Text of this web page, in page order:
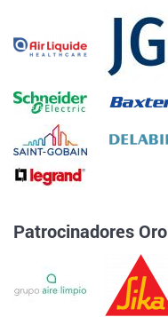
Patrocinadores Oro